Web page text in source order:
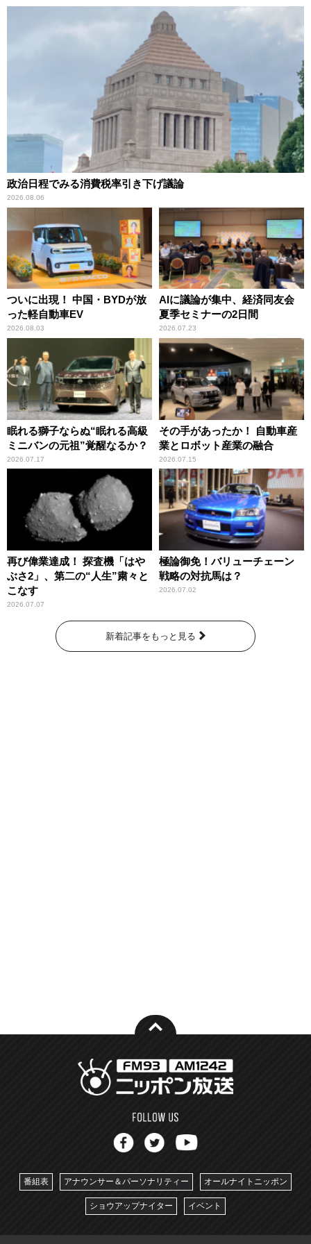
政治日程でみる消費税率引き下げ議論
2026.08.06
ついに出現！ 中国・BYDが放
った軽自動車EV
2026.08.03
AIに議論が集中、経済同友会
夏季セミナーの2日間
2026.07.23
眠れる獅子ならぬ“眠れる高級
ミニバンの元祖”覚醒なるか？
2026.07.17
その手があったか！ 自動車産
業とロボット産業の融合
2026.07.15
再び偉業達成！ 探査機「はや
ぶさ2」、第二の“人生”粛々と
こなす
2026.07.07
極論御免！バリューチェーン
戦略の対抗馬は？
2026.07.02
新着記事をもっと見る
番組表 アナウンサー＆パーソナリティー オールナイトニッポン
ショウアップナイター イベント